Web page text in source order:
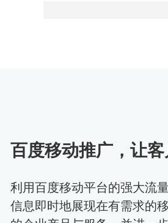
百度移动推广，让
利用百度移动平台的强大流
信息即时地展现在有需求的